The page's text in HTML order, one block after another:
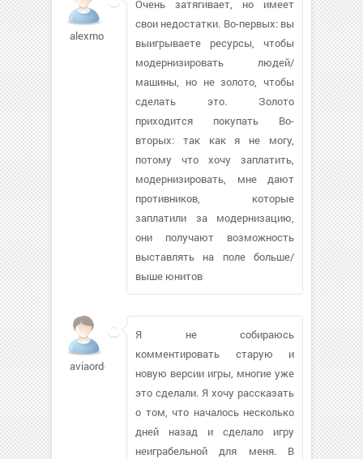
alexmoskv125
Очень затягивает, но имеет
свои недостатки. Во-первых: вы
выигрываете ресурсы, чтобы
модернизировать людей/
машины, но не золото, чтобы
сделать это. Золото
приходится покупать Во-
вторых: так как я не могу,
потому что хочу заплатить,
модернизировать, мне дают
противников, которые
заплатили за модернизацию,
они получают возможность
выставлять на поле больше/
выше юнитов
aviaorder427
Я не собираюсь
комментировать старую и
новую версии игры, многие уже
это сделали. Я хочу рассказать
о том, что началось несколько
дней назад и сделало игру
неиграбельной для меня. В